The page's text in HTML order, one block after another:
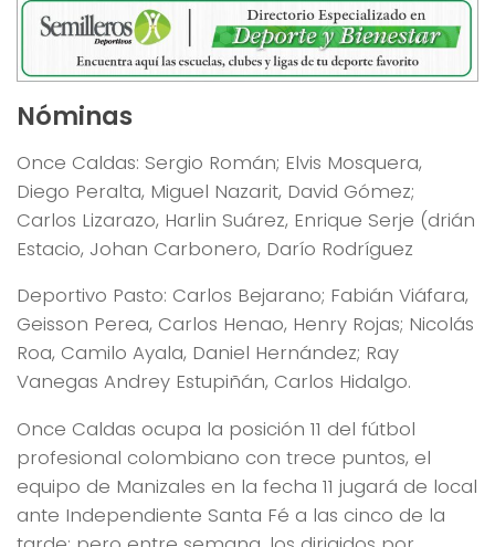
Nóminas
Once Caldas: Sergio Román; Elvis Mosquera,
Diego Peralta, Miguel Nazarit, David Gómez;
Carlos Lizarazo, Harlin Suárez, Enrique Serje (drián
Estacio, Johan Carbonero, Darío Rodríguez
Deportivo Pasto: Carlos Bejarano; Fabián Viáfara,
Geisson Perea, Carlos Henao, Henry Rojas; Nicolás
Roa, Camilo Ayala, Daniel Hernández; Ray
Vanegas Andrey Estupiñán, Carlos Hidalgo.
Once Caldas ocupa la posición 11 del fútbol
profesional colombiano con trece puntos, el
equipo de Manizales en la fecha 11 jugará de local
ante Independiente Santa Fé a las cinco de la